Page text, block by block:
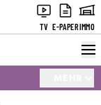
TV E-PAPERIMMO